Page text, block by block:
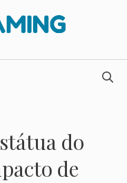
do
de